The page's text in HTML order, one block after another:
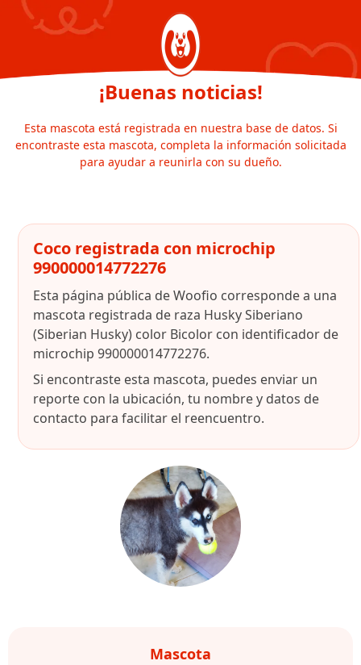
¡Buenas noticias!
Esta mascota está registrada en nuestra base de datos. Si
encontraste esta mascota, completa la información solicitada
para ayudar a reunirla con su dueño.
Coco registrada con microchip
990000014772276
Esta página pública de Woofio corresponde a una
mascota registrada de raza Husky Siberiano
(Siberian Husky) color Bicolor con identificador de
microchip 990000014772276.
Si encontraste esta mascota, puedes enviar un
reporte con la ubicación, tu nombre y datos de
contacto para facilitar el reencuentro.
Mascota